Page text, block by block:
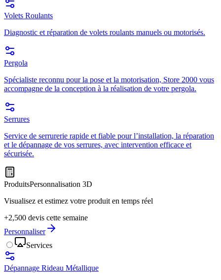
Volets Roulants
Diagnostic et réparation de volets roulants manuels ou motorisés.
Pergola
Spécialiste reconnu pour la pose et la motorisation, Store 2000 vous
accompagne de la conception à la réalisation de votre pergola.
Serrures
Service de serrurerie rapide et fiable pour l’installation, la réparation
et le dépannage de vos serrures, avec intervention efficace et
sécurisée.
ProduitsPersonnalisation 3D
Visualisez et estimez votre produit en temps réel
+2,500 devis cette semaine
Personnaliser
Services
Dépannage Rideau Métallique